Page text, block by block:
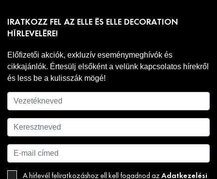
IRATKOZZ FEL AZ ELLE ÉS ELLE DECORATION
HÍRLEVELÉRE!
Előfizetői akciók, exkluzív eseménymeghívók és
cikkajánlók. Értesülj elsőként a velünk kapcsolatos hírekről
és less be a kulisszák mögé!
A hírlevél feliratkozáshoz ell kell fogadnod az Adatkezelési